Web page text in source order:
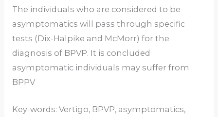
The individuals who are considered to be
asymptomatics will pass through specific
tests (Dix-Halpike and McMorr) for the
diagnosis of BPVP. It is concluded
asymptomatic individuals may suffer from
BPPV
Key-words: Vertigo, BPVP, asymptomatics,